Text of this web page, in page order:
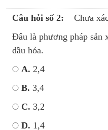
Câu hỏi số 2:
Chưa
Đâu là phương pháp sản
dầu hỏa.
A. 2,4
B. 3,4
C. 3,2
D. 1,4